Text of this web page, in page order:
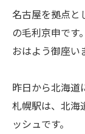
名古屋を拠点と
の毛利京申です。
おはよう御座い
昨日から北海道
札幌駅は、北海
ッシュです。